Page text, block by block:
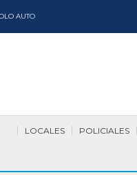
AUTO
POLICIALES
LOCALES